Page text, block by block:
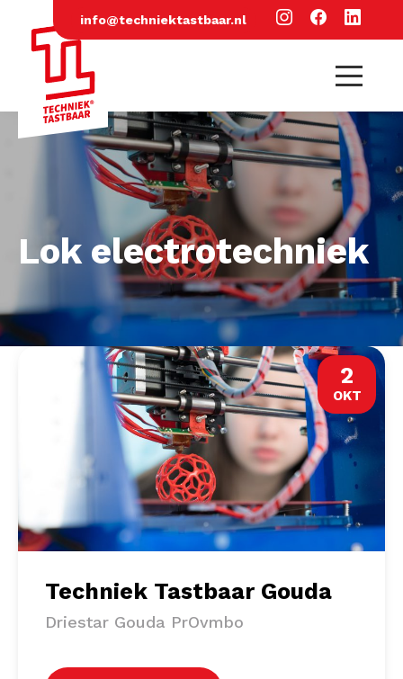
info@techniektastbaar.nl
Lok electrotechniek
2
OKT
Techniek Tastbaar Gouda
Driestar Gouda PrOvmbo